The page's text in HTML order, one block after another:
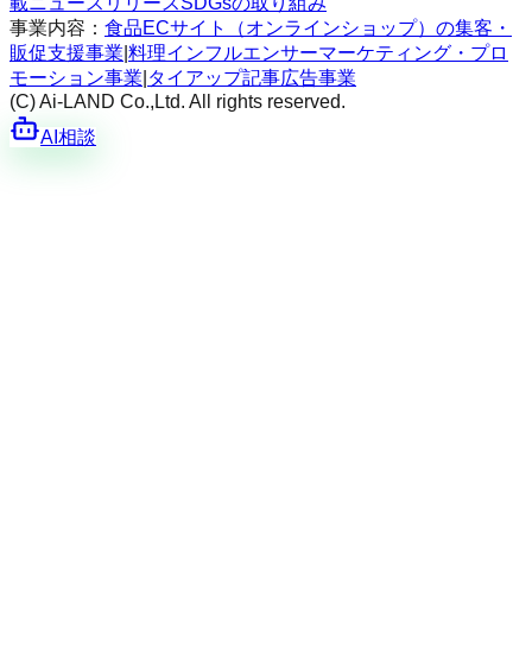
事業内容： 食品ECサイト（オンラインショップ）の集客・
販促支援事業 料理インフルエンサーマーケティング・プロ
モーション事業 タイアップ記事広告事業
(C) Ai-LAND Co.,Ltd. All rights reserved.
AI相談